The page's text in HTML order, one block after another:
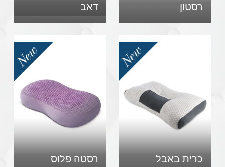
רסטון דאב
כרית באבל רסטה פלוס